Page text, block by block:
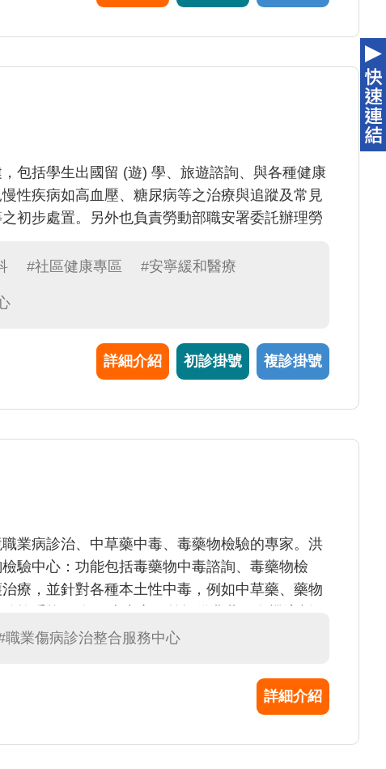
包括學生出國留 (遊) 學、旅遊諮詢、與各種健康
性疾病如高血壓、糖尿病等之治療與追蹤及常見
初步處置。另外也負責勞動部職安署委託辦理勞
#社區健康專區 #安寧緩和醫療
詳細介紹 初診掛號 複診掛號
業病診治、中草藥中毒、毒藥物檢驗的專家。洪
驗中心：功能包括毒藥物中毒諮詢、毒藥物檢
療，並針對各種本土性中毒，例如中草藥、藥物
也將陸續開發新的毒藥物檢驗項目及開放民眾醫
職業傷病診治整合服務中心
詳細介紹